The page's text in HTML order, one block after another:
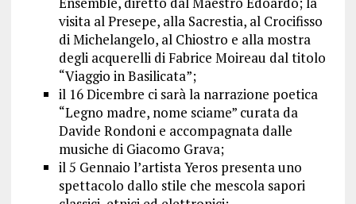
visita al Presepe, alla Sacrestia, al Crocifisso
di Michelangelo, al Chiostro e alla mostra
degli acquerelli di Fabrice Moireau dal titolo
“Viaggio in Basilicata”;
il 16 Dicembre ci sarà la narrazione poetica
“Legno madre, nome sciame” curata da
Davide Rondoni e accompagnata dalle
musiche di Giacomo Grava;
il 5 Gennaio l’artista Yeros presenta uno
spettacolo dallo stile che mescola sapori